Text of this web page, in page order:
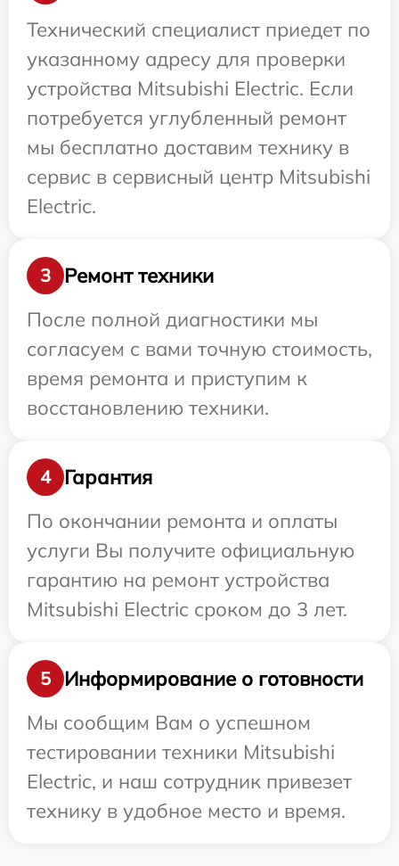
Технический специалист приедет по
указанному адресу для проверки
устройства Mitsubishi Electric. Если
потребуется углубленный ремонт
мы бесплатно доставим технику в
сервис в сервисный центр Mitsubishi
Electric.
3
Ремонт техники
После полной диагностики мы
согласуем с вами точную стоимость,
время ремонта и приступим к
восстановлению техники.
4
Гарантия
По окончании ремонта и оплаты
услуги Вы получите официальную
гарантию на ремонт устройства
Mitsubishi Electric сроком до 3 лет.
5
Информирование о готовности
Мы сообщим Вам о успешном
тестировании техники Mitsubishi
Electric, и наш сотрудник привезет
технику в удобное место и время.